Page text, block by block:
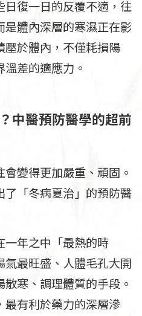
日復一日的反覆不適，往
是體內深層的寒濕正在影
壓於體內，不僅耗損陽
差的適應力。
中醫預防醫學的超前
變得更加嚴重、頑固。
了「冬病夏治」的預防醫
一年之中「最熱的時
最旺盛、人體毛孔大開
寒、調理體質的手段。
最有利於藥力的深層滲